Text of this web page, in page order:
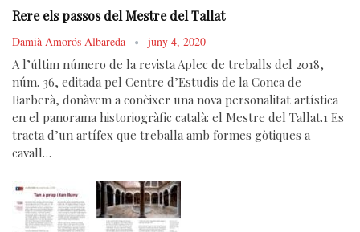
Rere els passos del Mestre del Tallat
Damià Amorós Albareda juny 4, 2020
A l’últim número de la revista Aplec de treballs del 2018,
núm. 36, editada pel Centre d’Estudis de la Conca de
Barberà, donàvem a conèixer una nova personalitat artística
en el panorama historiogràfic català: el Mestre del Tallat.1 Es
tracta d’un artífex que treballa amb formes gòtiques a
cavall…